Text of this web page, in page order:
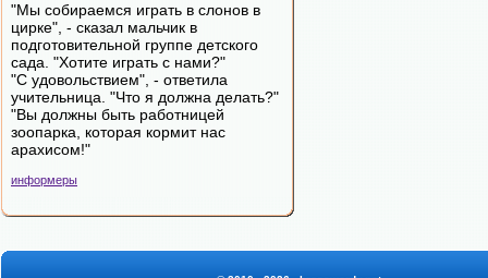
"Мы собираемся играть в слонов в
цирке", - сказал мальчик в
подготовительной группе детского
сада. "Хотите играть с нами?"
"С удовольствием", - ответила
учительница. "Что я должна делать?"
"Вы должны быть работницей
зоопарка, которая кормит нас
арахисом!"
информеры